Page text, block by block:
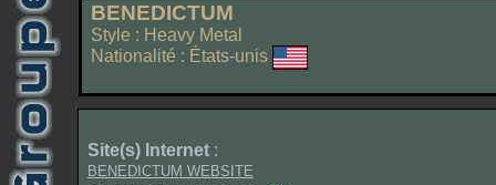
BENEDICTUM
Style : Heavy Metal
Nationalité : États-unis
Site(s) Internet :
BENEDICTUM WEBSITE